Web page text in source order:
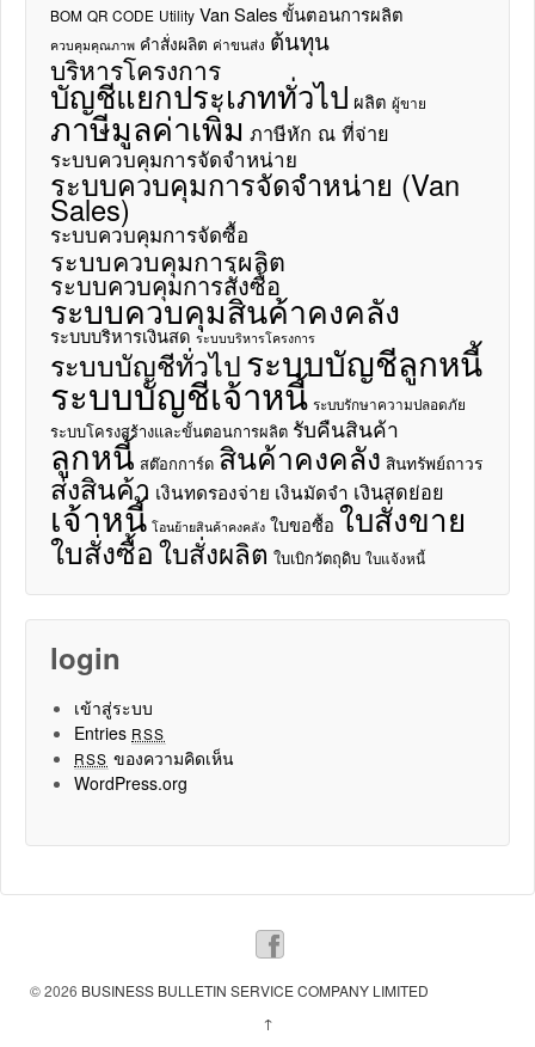
BOM QR CODE Utility Van Salesขั้นตอนการผลิต
ควบคุมคุณภาพ คำสั่งผลิต ค่าขนส่ง ต้นทุน
บริหารโครงการ
บัญชีแยกประเภททั่วไป ผลิต ผู้ขาย
ภาษีมูลค่าเพิ่ม ภาษีหัก ณ ที่จ่าย
ระบบควบคุมการจัดจำหน่าย
ระบบควบคุมการจัดจำหน่าย (Van
Sales)
ระบบควบคุมการจัดซื้อ
ระบบควบคุมการผลิต
ระบบควบคุมการสั่งซื้อ
ระบบควบคุมสินค้าคงคลัง
ระบบบริหารเงินสด ระบบบริหารโครงการ
ระบบบัญชีทั่วไประบบบัญชีลูกหนี้
ระบบบัญชีเจ้าหนี้ ระบบรักษาความปลอดภัย
ระบบโครงสร้างและขั้นตอนการผลิต รับคืนสินค้า
ลูกหนี้ สต๊อกการ์ด สินค้าคงคลัง สินทรัพย์ถาวร
ส่งสินค้า เงินทดรองจ่าย เงินมัดจำ เงินสดย่อย
เจ้าหนี้ โอนย้ายสินค้าคงคลัง ใบขอซื้อ ใบสั่งขาย
ใบสั่งซื้อใบสั่งผลิต ใบเบิกวัตถุดิบ ใบแจ้งหนี้
login
เข้าสู่ระบบ
Entries RSS
RSS ของความคิดเห็น
WordPress.org
© 2026 BUSINESS BULLETIN SERVICE COMPANY LIMITED
↑